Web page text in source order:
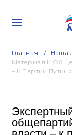
Главная Наша
Материал К
– К Партии